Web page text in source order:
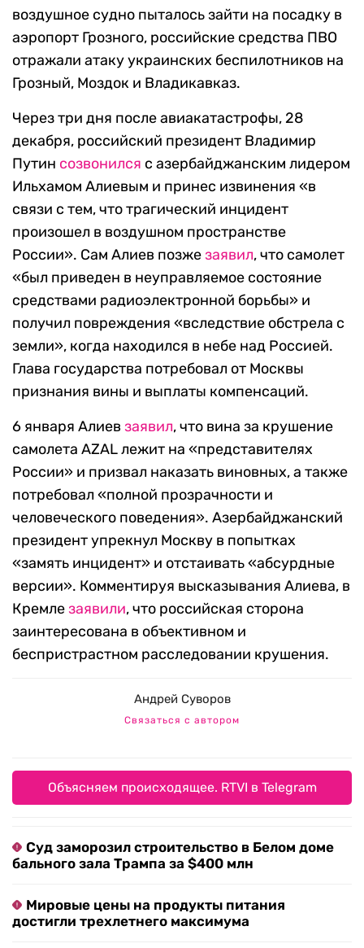
воздушное судно пыталось зайти на посадку в
аэропорт Грозного, российские средства ПВО
отражали атаку украинских беспилотников на
Грозный, Моздок и Владикавказ.
Через три дня после авиакатастрофы, 28
декабря, российский президент Владимир
Путин созвонился с азербайджанским лидером
Ильхамом Алиевым и принес извинения «в
связи с тем, что трагический инцидент
произошел в воздушном пространстве
России». Сам Алиев позжезаявил, что самолет
«был приведен в неуправляемое состояние
средствами радиоэлектронной борьбы» и
получил повреждения «вследствие обстрела с
земли», когда находился в небе над Россией.
Глава государства потребовал от Москвы
признания вины и выплаты компенсаций.
6 января Алиев заявил, что вина за крушение
самолета AZAL лежит на «представителях
России» и призвал наказать виновных, а также
потребовал «полной прозрачности и
человеческого поведения». Азербайджанский
президент упрекнул Москву в попытках
«замять инцидент» и отстаивать «абсурдные
версии». Комментируя высказывания Алиева, в
Кремлезаявили, что российская сторона
заинтересована в объективном и
беспристрастном расследовании крушения.
Андрей Суворов
Связаться с автором
Объясняем происходящее. RTVI в Telegram
Суд заморозил строительство в Белом доме
бального зала Трампа за $400 млн
Мировые цены на продукты питания
достигли трехлетнего максимума